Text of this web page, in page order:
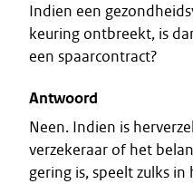
Indien een
keuring ontbreekt, is
een spaarcontract?
Antwoord
Neen. Indien is
verzekeraar of het
gering is, speelt zulks